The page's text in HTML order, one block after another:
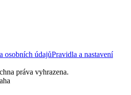
osobních údajůPravidla a nastavení
práva vyhrazena.